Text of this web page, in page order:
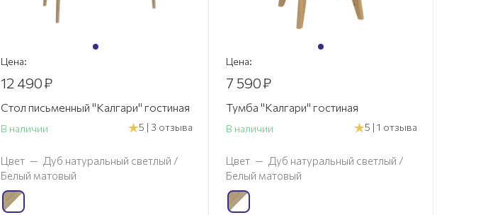
Цена:
12 490₽
Стол письменный "Калгари" гостиная
В наличии 5 | 3 отзыва
Цвет — Дуб натуральный светлый /
Белый матовый
Цена:
7 590₽
Тумба "Калгари" гостиная
В наличии 5 | 1 отзыва
Цвет — Дуб натуральный светлый /
Белый матовый